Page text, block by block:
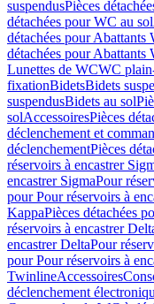
suspendusPièces
détachées pour WC au sol
détachées pour Abattants
détachées pour Abattants
Lunettes de WCWC
fixationBidetsBidets
suspendusBidets au sol
solAccessoiresPièces
déclenchement et
déclenchementPièces
réservoirs à encastrer
encastrer SigmaPour
pour Pour réservoirs à
KappaPièces détachées
réservoirs à encastrer
encastrer DeltaPour
pour Pour réservoirs à
TwinlineAccessoires
déclenchement